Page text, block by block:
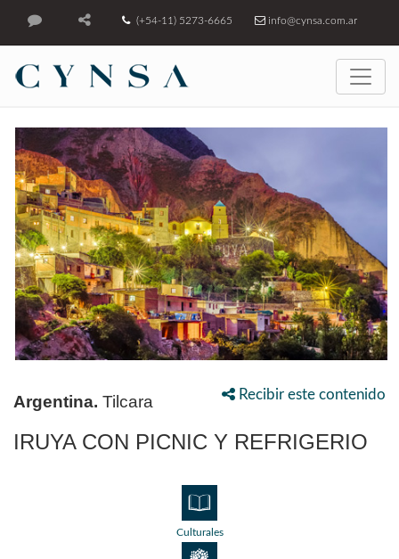
(+54-11) 5273-6665 info@cynsa.com.ar
Recibir este contenido
Argentina. Tilcara
IRUYA CON PICNIC Y REFRIGERIO
Culturales